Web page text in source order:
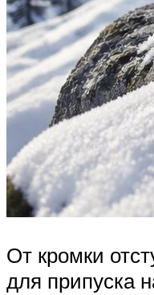
От кромки
для припуска